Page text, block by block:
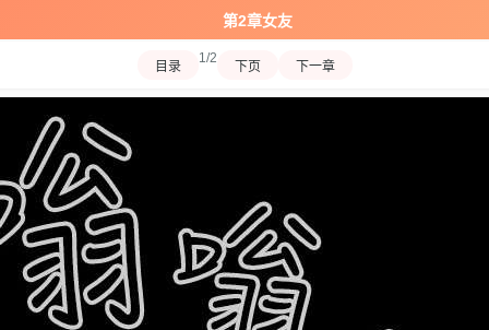
第2章女友
目录
1/2
下页 下一章